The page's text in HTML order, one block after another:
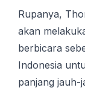
Rupanya,
akan
berbicara
Indonesia
panjang jauh-